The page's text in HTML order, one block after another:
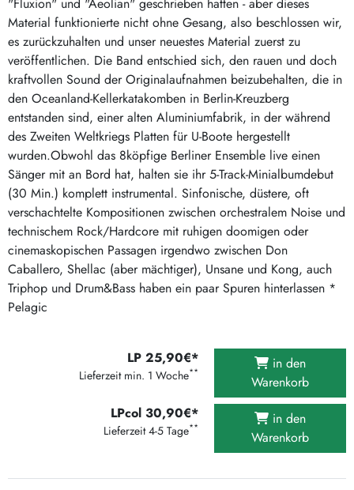
Material funktionierte nicht ohne Gesang, also beschlossen wir,
es zurückzuhalten und unser neuestes Material zuerst zu
veröffentlichen. Die Band entschied sich, den rauen und doch
kraftvollen Sound der Originalaufnahmen beizubehalten, die in
den Oceanland-Kellerkatakomben in Berlin-Kreuzberg
entstanden sind, einer alten Aluminiumfabrik, in der während
des Zweiten Weltkriegs Platten für U-Boote hergestellt
wurden.Obwohl das 8köpfige Berliner Ensemble live einen
Sänger mit an Bord hat, halten sie ihr 5-Track-Minialbumdebut
(30 Min.) komplett instrumental. Sinfonische, düstere, oft
verschachtelte Kompositionen zwischen orchestralem Noise und
technischem Rock/Hardcore mit ruhigen doomigen oder
cinemaskopischen Passagen irgendwo zwischen Don
Caballero, Shellac (aber mächtiger), Unsane und Kong, auch
Triphop und Drum&Bass haben ein paar Spuren hinterlassen *
Pelagic
LP 25,90€*
Lieferzeit min. 1 Woche**
in den
Warenkorb
LPcol 30,90€*
Lieferzeit 4-5 Tage**
in den
Warenkorb